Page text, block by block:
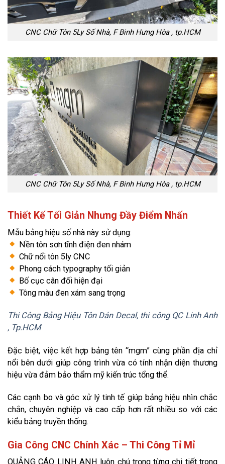
CNC Chữ Tôn 5Ly Số Nhà, F Binh Hưng Hòa , tp.HCM
CNC Chữ Tôn 5Ly Số Nhà, F Binh Hưng Hòa , tp.HCM
Thiết Kế Tối Giản Nhưng Đầy Điểm Nhấn
Mẫu bảng hiệu số nhà này sử dụng:
Nền tôn sơn tĩnh điện đen nhám
Chữ nổi tôn 5ly CNC
Phong cách typography tối giản
Bố cục cân đối hiện đại
Tông màu đen xám sang trọng
Thi Công Bảng Hiệu Tôn Dán Decal, thi công QC Linh Anh
, Tp.HCM
Đặc biệt, việc kết hợp bảng tên “mgm” cùng phần địa chỉ
nổi bên dưới giúp công trình vừa có tính nhận diện thương
hiệu vừa đảm bảo thẩm mỹ kiến trúc tổng thể.
Các cạnh bo và góc xử lý tinh tế giúp bảng hiệu nhìn chắc
chắn, chuyên nghiệp và cao cấp hơn rất nhiều so với các
kiểu bảng truyền thống.
Gia Công CNC Chính Xác – Thi Công Tỉ Mỉ
QUẢNG CÁO LINH ANH luôn chú trọng từng chi tiết trong